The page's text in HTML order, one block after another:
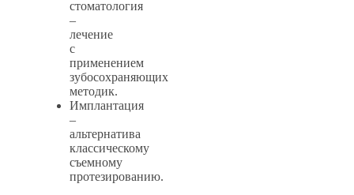
стоматология
–
лечение
с
применением
зубосохраняющих
методик.
Имплантация
–
альтернатива
классическому
съемному
протезированию.